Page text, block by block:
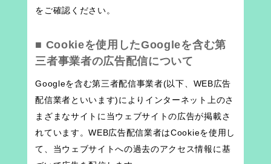
をご確認ください。
■ Cookieを使用したGoogleを含む第
三者事業者の広告配信について
Googleを含む第三者配信事業者(以下、WEB広告
配信業者といいます)によりインターネット上のさ
まざまなサイトに当ウェブサイトの広告が掲載さ
れています。WEB広告配信業者はCookieを使用し
て、当ウェブサイトへの過去のアクセス情報に基